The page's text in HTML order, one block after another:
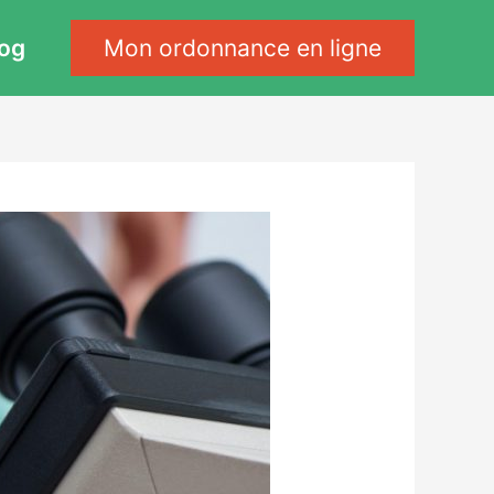
Mon ordonnance en ligne